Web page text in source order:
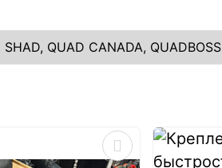
SHAD, QUAD CANADA, QUADBOSS